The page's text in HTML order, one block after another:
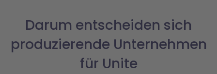
Darum entscheiden sich
produzierende Unternehmen
für Unite